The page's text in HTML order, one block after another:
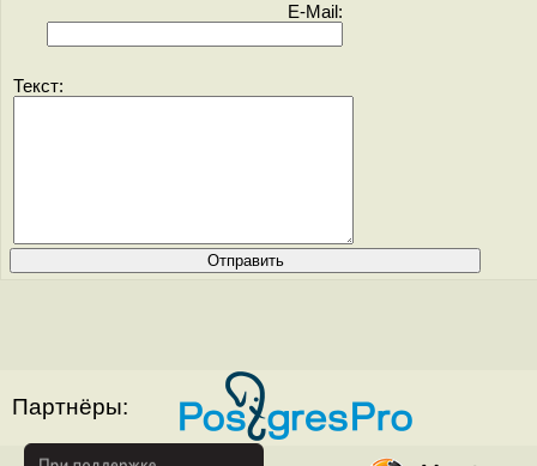
E-Mail:
Текст:
Партнёры: